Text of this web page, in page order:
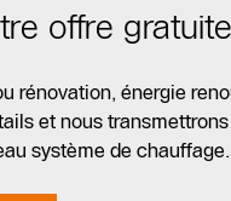
offre gratuite
rénovation, énergie
et nous
système de chauffage.